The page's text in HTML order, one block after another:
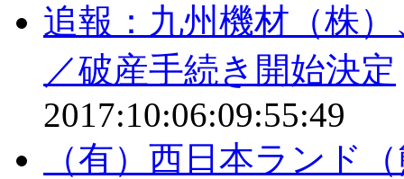
追報：九州機材（株
／破産手続き開始決定
2017:10:06:09:55:49
（有）西日本ランド